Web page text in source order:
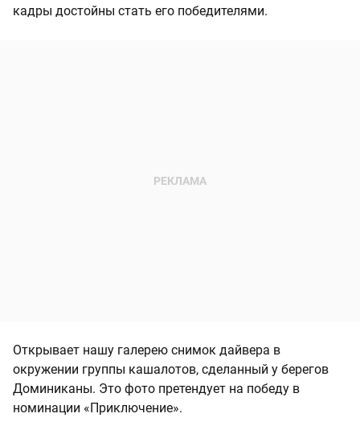
кадры достойны стать его победителями.
Открывает нашу галерею снимок дайвера в
окружении группы кашалотов, сделанный у берегов
Доминиканы. Это фото претендует на победу в
номинации «Приключение».